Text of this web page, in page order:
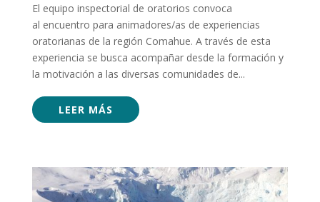
El equipo inspectorial de oratorios convoca
al encuentro para animadores/as de experiencias
oratorianas de la región Comahue. A través de esta
experiencia se busca acompañar desde la formación y
la motivación a las diversas comunidades de...
LEER MÁS